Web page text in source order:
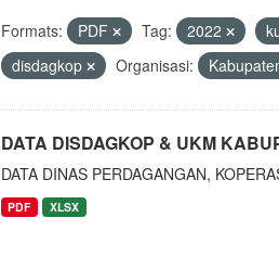
Formats: PDF Tag: 2022
disdagkop
Organisasi:
DATA DISDAGKOP & UKM
DATA DINAS PERDAGANGAN,
PDF XLSX